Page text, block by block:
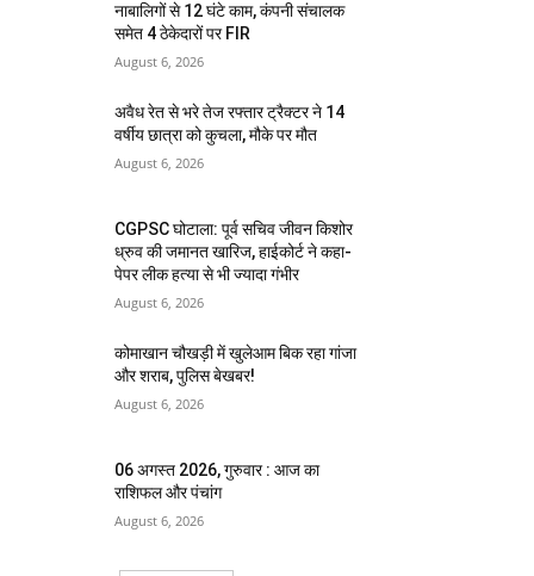
नाबालिगों से 12 घंटे काम, कंपनी संचालक
समेत 4 ठेकेदारों पर FIR
August 6, 2026
अवैध रेत से भरे तेज रफ्तार ट्रैक्टर ने 14
वर्षीय छात्रा को कुचला, मौके पर मौत
August 6, 2026
CGPSC घोटाला: पूर्व सचिव जीवन किशोर
ध्रुव की जमानत खारिज, हाईकोर्ट ने कहा-
पेपर लीक हत्या से भी ज्यादा गंभीर
August 6, 2026
कोमाखान चौखड़ी में खुलेआम बिक रहा गांजा
और शराब, पुलिस बेखबर!
August 6, 2026
06 अगस्त 2026, गुरुवार : आज का
राशिफल और पंचांग
August 6, 2026